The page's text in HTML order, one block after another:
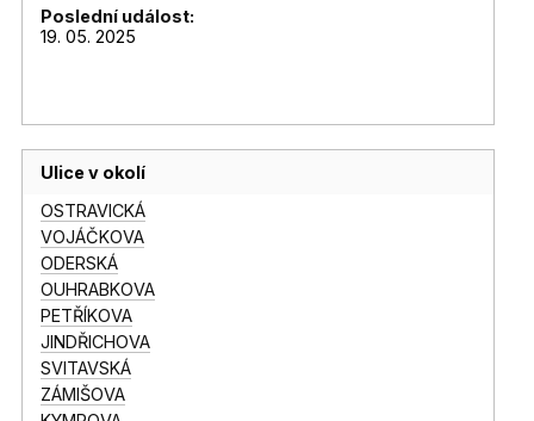
Poslední událost:
19. 05. 2025
Ulice v okolí
OSTRAVICKÁ
VOJÁČKOVA
ODERSKÁ
OUHRABKOVA
PETŘÍKOVA
JINDŘICHOVA
SVITAVSKÁ
ZÁMIŠOVA